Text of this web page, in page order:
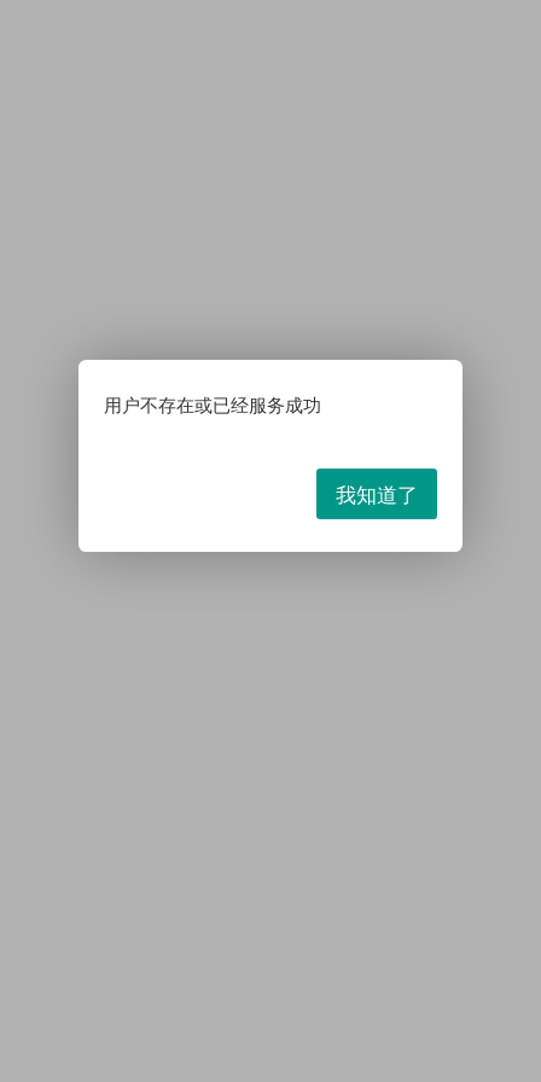
用户不存在或已经服务成功
我知道了